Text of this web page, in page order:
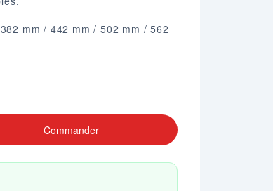
mm / 442 mm / 502 mm / 562
Commander